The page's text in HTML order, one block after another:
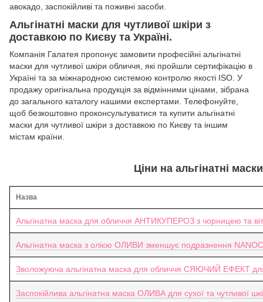
авокадо, заспокійливі та поживні засоби.
Альгінатні маски для чутливої шкіри з
доставкою по Києву та Україні.
Компанія Галатея пропонує замовити професійні альгінатні
маски для чутливої шкіри обличчя, які пройшли сертифікацію в
Україні та за міжнародною системою контролю якості ISO. У
продажу оригінальна продукція за відмінними цінами, зібрана
до загального каталогу нашими експертами. Телефонуйте,
щоб безкоштовно проконсультуватися та купити альгінатні
маски для чутливої шкіри з доставкою по Києву та іншим
містам країни.
Ціни на альгінатні
Назва
Альгінатна маска для обличчя АНТИКУПЕРОЗ з чорницею та
Альгінатна маска з олією ОЛИВИ зменшує подразнення
Зволожуюча альгінатна маска для обличчя СЯЮЧИЙ ЕФЕКТ для
Заспокійлива альгінатна маска ОЛИВА для сухої та чутливої